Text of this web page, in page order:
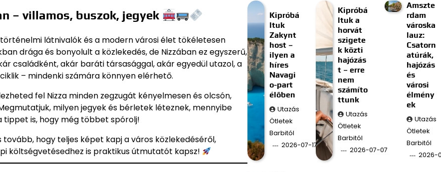
– villamos, buszok, jegyek
látnivalók és a modern városi élet tökéletesen
drága és bonyolult a közlekedés, de Nizzában ez egyszerű,
családként, akár baráti társasággal, akár egyedül utazol, a
– mindenki számára könnyen elérhető.
fel Nizza minden zegzugát kényelmesen és olcsón,
milyen jegyek és bérletek léteznek, mennyibe
tippet is, hogy még többet spórolj!
hogy teljes képet kapj a város közlekedéséről,
költségvetésedhez is praktikus útmutatót kapsz!
Kipróbá
ltuk
Zakynt
host –
ilyen a
híres
Navagi
o-part
élőben
Utazás
Ötletek
Barbitól
2026-07-17
Kipróbá
ltuk a
horvát
szigete
k közti
hajózás
t – erre
nem
számíto
ttunk
Utazás
Ötletek
Barbitól
2026-07-07
Amszte
rdam
városka
lauz:
Csatorn
atúrák,
hajózás
és
városi
élmény
ek
Utazás
Ötletek
Barbitól
2026-